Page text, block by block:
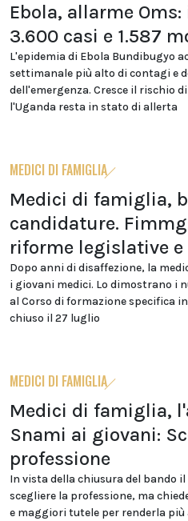
Ebola, allarme
3.600 casi e 1.587
L'epidemia di Ebola Bundibugyo
settimanale più alto di contagi e
dell'emergenza. Cresce il rischio
l'Uganda resta in stato di allerta
MEDICI DI FAMIGLIA
Medici di famiglia,
candidature.
riforme legislative
Dopo anni di disaffezione, la
i giovani medici. Lo dimostrano i
al Corso di formazione specifica
chiuso il 27 luglio
MEDICI DI FAMIGLIA
Medici di famiglia,
Snami ai giovani:
professione
In vista della chiusura del bando
scegliere la professione, ma
e maggiori tutele per renderla